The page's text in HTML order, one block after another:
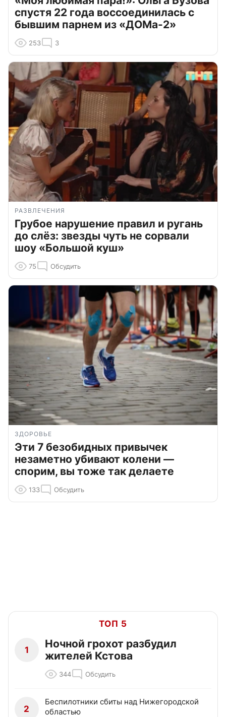
спустя 22 года воссоединилась с
бывшим парнем из «ДОМа-2»
253 3
РАЗВЛЕЧЕНИЯ
Грубое нарушение правил и ругань
до слёз: звезды чуть не сорвали
шоу «Большой куш»
75 Обсудить
ЗДОРОВЬЕ
Эти 7 безобидных привычек
незаметно убивают колени —
спорим, вы тоже так делаете
133 Обсудить
ТОП 5
1
Ночной грохот разбудил
жителей Кстова
344 Обсудить
2
Беспилотники сбиты над Нижегородской
областью